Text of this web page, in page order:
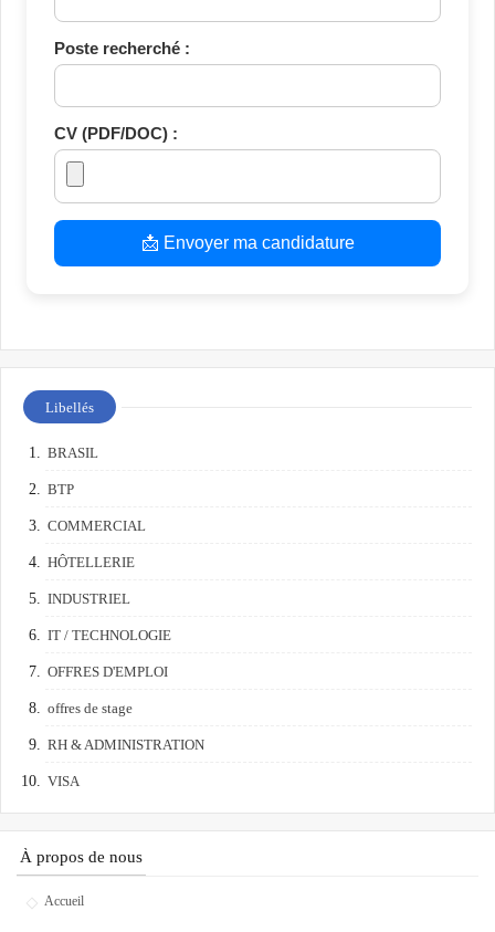
Poste recherché :
CV (PDF/DOC) :
📩 Envoyer ma candidature
Libellés
BRASIL
BTP
COMMERCIAL
HÔTELLERIE
INDUSTRIEL
IT / TECHNOLOGIE
OFFRES D'EMPLOI
offres de stage
RH & ADMINISTRATION
VISA
À propos de nous
Accueil